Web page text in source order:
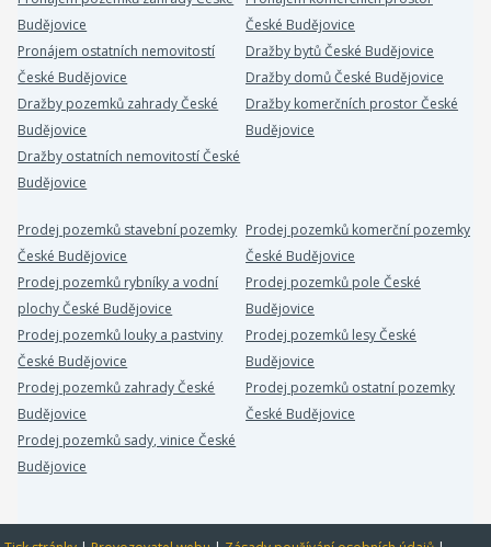
Budějovice
České Budějovice
Pronájem ostatních nemovitostí
České Budějovice
Dražby bytů České Budějovice
Dražby domů České Budějovice
Dražby pozemků zahrady České
Budějovice
Dražby komerčních prostor České
Budějovice
Dražby ostatních nemovitostí České
Budějovice
Prodej pozemků stavební pozemky
České Budějovice
Prodej pozemků komerční pozemky
České Budějovice
Prodej pozemků rybníky a vodní
plochy České Budějovice
Prodej pozemků pole České
Budějovice
Prodej pozemků louky a pastviny
České Budějovice
Prodej pozemků lesy České
Budějovice
Prodej pozemků zahrady České
Budějovice
Prodej pozemků ostatní pozemky
České Budějovice
Prodej pozemků sady, vinice České
Budějovice